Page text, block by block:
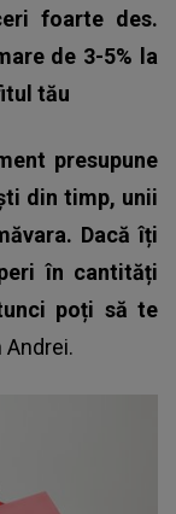
foarte des.
de 3-5% la
tău
presupune
din timp, unii
Dacă îți
în cantități
poți să te
Andrei.